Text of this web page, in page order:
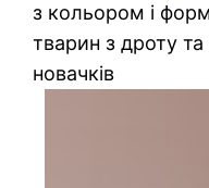
з кольором і
тварин з дроту та
новачків